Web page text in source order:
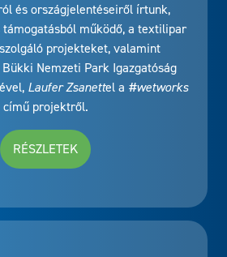
és országjelentéseiről írtunk,
működő, a textilipar
projekteket, valamint
Nemzeti Park Igazgatóság
Laufer Zsanettel a #wetworks
című projektről.
RÉSZLETEK